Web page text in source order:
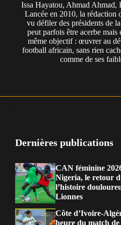
Issa Hayatou, Ahmad
Lancée en 2010, la rédaction
vu défiler des présidents de
peut parfois être acerbe mais
même objectif : œuvrer au
football africain, sans rien
comme de ses
Dernières publications
CAN féminine
Nigeria, le retour
l’histoire
Lionnes
Côte d’Ivoire-
heure du match